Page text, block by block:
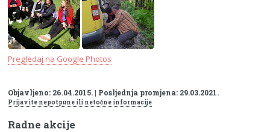
Pregledaj na Google Photos
Objavljeno: 26.04.2015. | Posljednja promjena: 29.03.2021.
Prijavite nepotpune ili netočne informacije
Radne akcije